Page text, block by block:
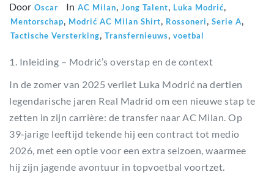
Door Oscar In AC Milan, Jong Talent, Luka Modrić,
Mentorschap, Modrić AC Milan Shirt, Rossoneri, Serie A,
Tactische Versterking, Transfernieuws, voetbal
1. Inleiding – Modrić’s overstap en de context
In de zomer van 2025 verliet Luka Modrić na dertien
legendarische jaren Real Madrid om een nieuwe stap te
zetten in zijn carrière: de transfer naar AC Milan. Op
39‑jarige leeftijd tekende hij een contract tot medio
2026, met een optie voor een extra seizoen, waarmee
hij zijn jagende avontuur in topvoetbal voortzet.